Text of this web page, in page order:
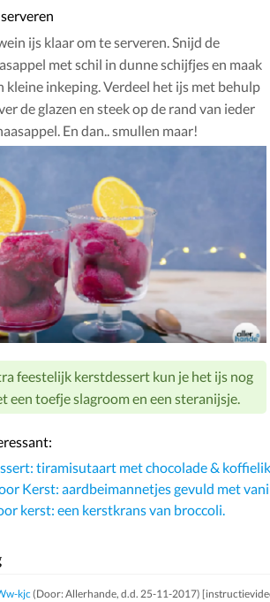
ijs klaar om te serveren. Snijd de
met schil in dunne schijfjes en maak
kleine inkeping. Verdeel het ijs met behulp
de glazen en steek op de rand van ieder
En dan.. smullen maar!
feestelijk kerstdessert kun je het ijs nog
een toefje slagroom en een steranijsje.
tiramisutaart met chocolade &
Kerst: aardbeimannetjes gevuld met
kerst: een kerstkrans van broccoli.
kjc (Door: Allerhande, d.d. 25-11-2017)